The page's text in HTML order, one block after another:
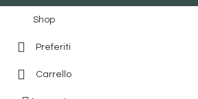
Shop
Preferiti
Carrello